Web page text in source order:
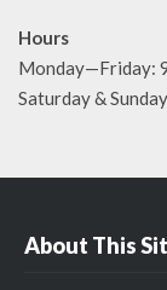
Hours
Monday—Friday:
Saturday &
About This